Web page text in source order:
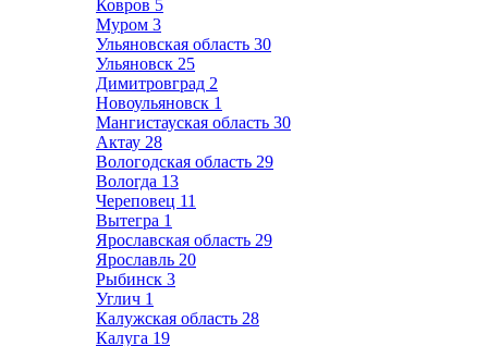
Ковров 5
Муром 3
Ульяновская область 30
Ульяновск 25
Димитровград 2
Новоульяновск 1
Мангистауская область 30
Актау 28
Вологодская область 29
Вологда 13
Череповец 11
Вытегра 1
Ярославская область 29
Ярославль 20
Рыбинск 3
Углич 1
Калужская область 28
Калуга 19